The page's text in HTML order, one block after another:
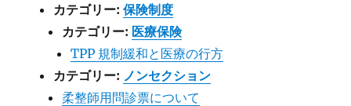
カテゴリー:保険制度
カテゴリー: 医療保険
TPP 規制緩和と医療の行方
カテゴリー: ノンセクション
柔整師用問診票について